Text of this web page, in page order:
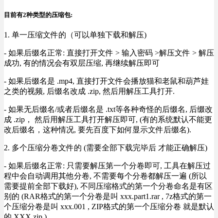
目前有2种类型的压缩包:
1. 单一压缩文件的（可以单独下载和解压)
- 如果后缀名正常: 直接打开文件 > 输入密码 >解压文件 > 解压
成功, 有的情况会有双层压缩, 再继续解压即可
- 如果后缀名是 .mp4, 直接打开文件会播放猫和老鼠和葫芦娃
之类的视频, 后缀名改成 .zip, 然后用解压工具打开.
- 如果无后缀名/或者后缀名是 .txt等各种奇怪的后缀名, 后缀改
成 .zip， 然后用解压工具打开解压即可, (有的系统默认不能更
改后缀名，这种情况, 要先百度下如何显示文件后缀名).
2. 多个压缩分卷文件的 (需要全部下载完毕后 才能正确解压)
- 如果后缀名正常: 只需要解压第一个分卷即可, 工具在解压过
程中会自动调用其他分卷, 不需要每个分卷都解压一遍 (所以
需要提前全部下载好), 不同压缩格式的第一个分卷命名是有区
别的 (RAR格式的第一个分卷是叫 xxx.part1.rar , 7z格式的第一
个压缩分卷是叫 xxx.001 , ZIP格式的第一个压缩分卷 就是默认